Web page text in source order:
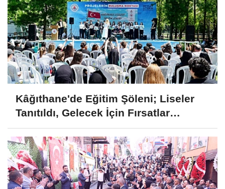
Kâğıthane'de Eğitim Şöleni; Liseler
Tanıtıldı, Gelecek İçin Fırsatlar
Sunuldu